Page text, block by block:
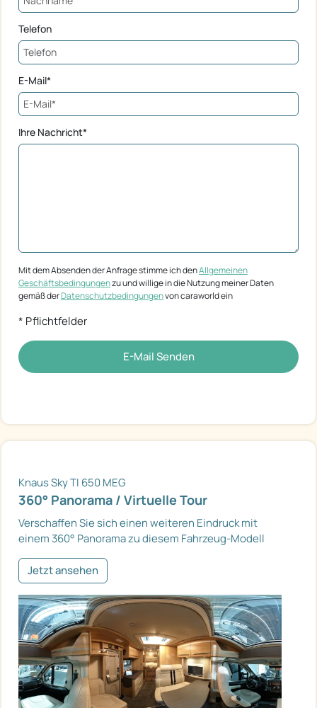
Telefon
E-Mail*
Ihre Nachricht*
Mit dem Absenden der Anfrage stimme ich denAllgemeinen
Geschäftsbedingungenzu und willige in die Nutzung meiner Daten
gemäß derDatenschutzbedingungenvon caraworld ein
* Pflichtfelder
E-Mail Senden
Knaus Sky TI 650 MEG
360° Panorama / Virtuelle Tour
Verschaffen Sie sich einen weiteren Eindruck mit
einem 360° Panorama zu diesem Fahrzeug-Modell
Jetzt ansehen